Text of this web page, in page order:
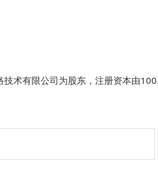
术有限公司为股东，注册资本由